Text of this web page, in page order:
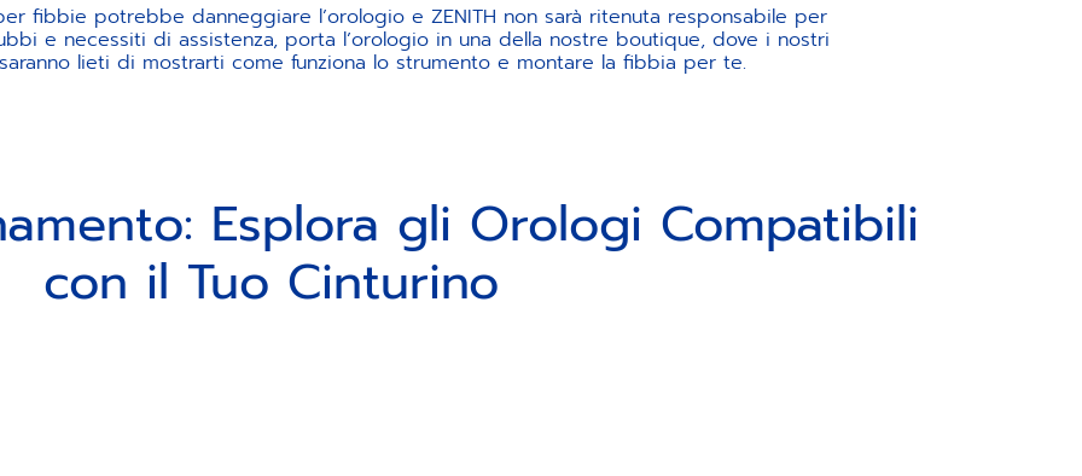
fibbie potrebbe danneggiare l’orologio e ZENITH non sarà ritenuta responsabile per
e necessiti di assistenza, porta l’orologio in una della nostre boutique, dove i nostri
lieti di mostrarti come funziona lo strumento e montare la fibbia per te.
Esplora gli Orologi Compatibili
con il Tuo Cinturino